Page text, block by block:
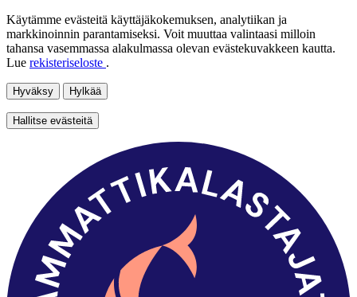
Käytämme evästeitä käyttäjäkokemuksen, analytiikan ja
markkinoinnin parantamiseksi. Voit muuttaa valintaasi milloin
tahansa vasemmassa alakulmassa olevan evästekuvakkeen kautta.
Lue rekisteriseloste .
Hyväksy Hylkää
Hallitse evästeitä